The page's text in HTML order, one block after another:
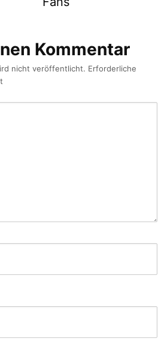
Kommentar
nicht veröffentlicht. Erforderliche